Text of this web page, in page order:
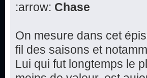
:arrow: Chase
On mesure dans cet
fil des saisons et
Lui qui fut longtemps le